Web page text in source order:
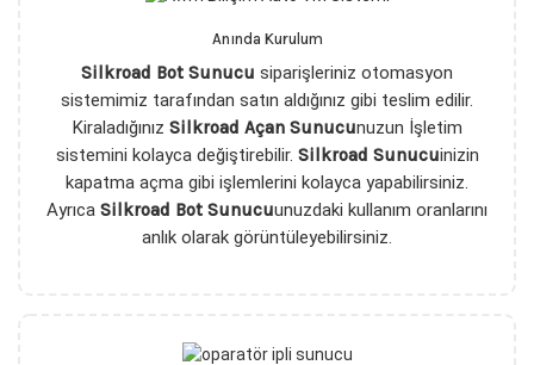
Anında Kurulum
Silkroad Bot Sunucu siparişleriniz otomasyon
sistemimiz tarafından satın aldığınız gibi teslim edilir.
Kiraladığınız Silkroad Açan Sunucunuzun İşletim
sistemini kolayca değiştirebilir. Silkroad Sunucuinizin
kapatma açma gibi işlemlerini kolayca yapabilirsiniz.
Ayrıca Silkroad Bot Sunucuunuzdaki kullanım oranlarını
anlık olarak görüntüleyebilirsiniz.